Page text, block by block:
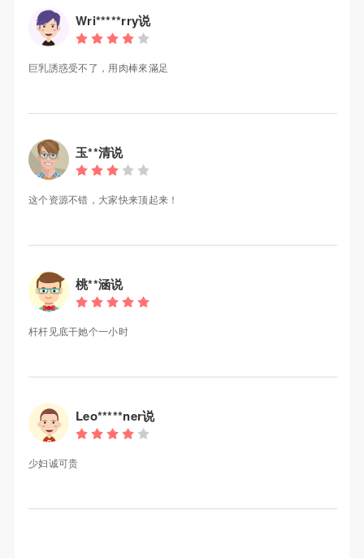
Wri*****rry说
巨乳誘惑受不了，用肉棒來滿足
玉**清说
这个资源不错，大家快来顶起来！
桃**涵说
杆杆见底干她个一小时
Leo*****ner说
少妇诚可贵